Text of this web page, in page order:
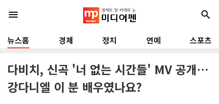
menu search
뉴스홈 경제 정치 연예 스포츠
다비치, 신곡 '너 없는 시간들' MV 공개…
강다니엘 이 분 배우였나요?